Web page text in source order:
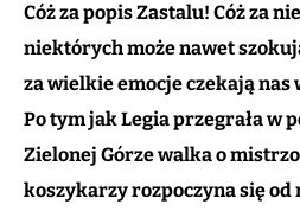
Cóż za popis Zastalu! Cóż za
niektórych może nawet
za wielkie emocje czekają nas
Po tym jak Legia przegrała w
Zielonej Górze walka o
koszykarzy rozpoczyna się od